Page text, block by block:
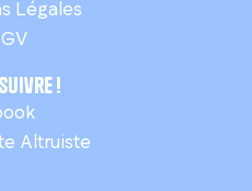
Légales
!
Altruiste